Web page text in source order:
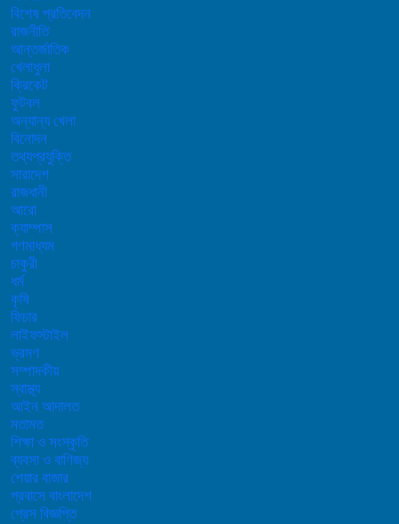
বিশেষ প্রতিবেদন
রাজনীতি
আন্তর্জাতিক
খেলাধুলা
ক্রিকেট
ফুটবল
অন্যান্য খেলা
বিনোদন
তথ্যপ্রযুক্তি
সারাদেশ
রাজধানী
আরো
ক্যাম্পাস
গণমাধ্যম
চাকুরী
ধর্ম
কৃষি
ফিচার
লাইফস্টাইল
ভ্রমণ
সম্পাদকীয়
স্বাস্থ্য
আইন আদালত
মতামত
শিক্ষা ও সংস্কৃতি
ব্যবসা ও বাণিজ্য
শেয়ার বাজার
প্রবাসে বাংলাদেশ
প্রেস বিজ্ঞপ্তি